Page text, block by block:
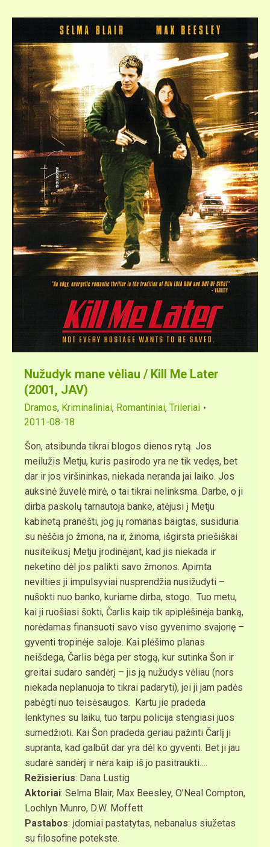
Nužudyk mane vėliau / Kill Me Later
(2001, JAV)
Dramos, Kriminaliniai, Romantiniai, Trileriai
2011-08-18
Šon, atsibunda tikrai blogos dienos rytą. Jos
meilužis Metju, kuris pasirodo yra ne tik vedęs, bet
dar ir jos viršininkas, niekada neranda jai laiko. Jos
auksinė žuvelė mirė, o tai tikrai nelinksma. Darbe, o ji
dirba paskolų tarnautoja banke, atėjusi į Metju
kabinetą pranešti, jog jų romanas baigtas, susiduria
su nėščia jo žmona, na ir, žinoma, išgirsta priešiškai
nusiteikusį Metju įrodinėjant, kad jis niekada ir
neketino dėl jos palikti savo žmonos. Apimta
nevilties ji impulsyviai nusprendžia nusižudyti –
nušokti nuo banko, kuriame dirba, stogo. Tuo metu,
kai ji ruošiasi šokti, Čarlis kaip tik apiplėšinėja banką,
norėdamas finansuoti savo viso gyvenimo svajonę –
gyventi tropinėje saloje. Kai plėšimo planas
neišdega, Čarlis bėga per stogą, kur sutinka Šon ir
greitai sudaro sandėrį – jis ją nužudys vėliau (nors
niekada neplanuoja to tikrai padaryti), jei ji jam padės
pabėgti nuo teisėsaugos. Kartu jie pradeda
lenktynes su laiku, tuo tarpu policija stengiasi juos
sumedžioti. Kai Šon pradeda geriau pažinti Čarlį ji
supranta, kad galbūt dar yra dėl ko gyventi. Bet ji jau
sudarė sandėrį ir nėra kaip iš jo pasitraukti.…
Režisierius: Dana Lustig
Aktoriai: Selma Blair, Max Beesley, O’Neal Compton,
Lochlyn Munro, D.W. Moffett
Pastabos: įdomiai pastatytas, nebanalus siužetas
su filosofine potekste.